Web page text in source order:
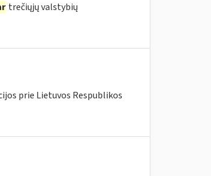
trečiųjų valstybių
prie Lietuvos Respublikos